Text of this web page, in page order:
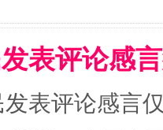
上场
表评论感
表评论感言